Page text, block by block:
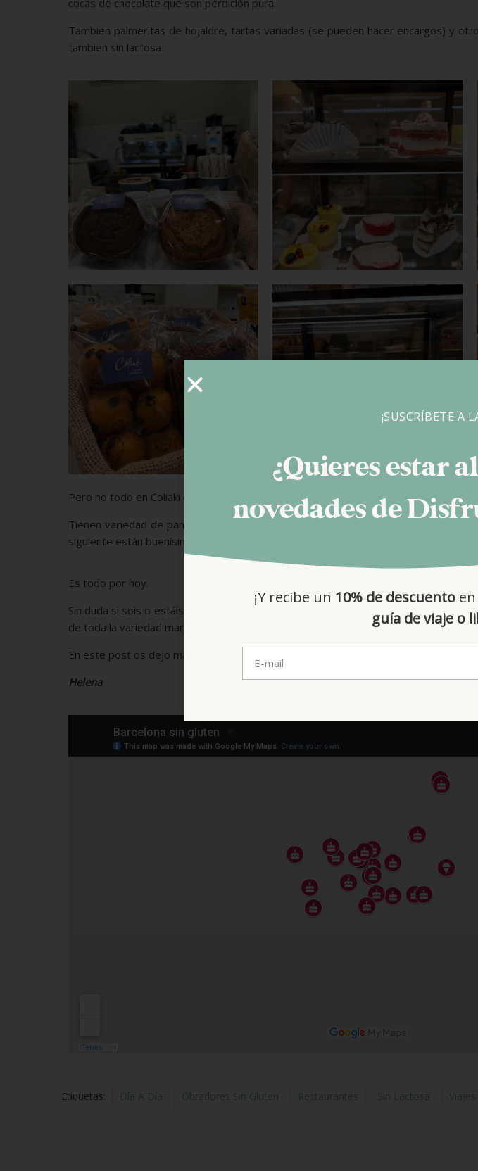
cocas de chocolate que son perdición pura.
Tambien palmeritas de hojaldre, tartas variadas (se pueden hacer encargos) y
tambien sin lactosa.
Pero no todo en Coliaki es dulce.
Tienen variedad de panes; y los salados, aunque no hice fotos, sí los caté porque
siguiente están buenísimos: bocatas, empanadas, quiche…
Es todo por hoy.
Sin duda si sois o estáis de visita en Barcelona, os recomiendo pasaros por
de toda la variedad maravillosos productos.
En este post os dejo más obradores 100% de Barcelona.
Helena
Etiquetas: Día A Día Obradores Sin Gluten Restaurantes Sin Lactosa Viajes
¡SUSCRÍBETE A
¿Quieres estar
novedades de
¡Y recibe un 10% de descuento
guía de viaje o